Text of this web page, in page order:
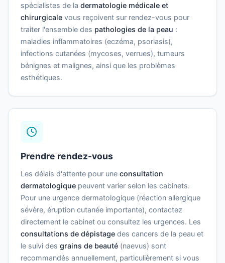
spécialistes de la dermatologie médicale et
chirurgicale vous reçoivent sur rendez-vous pour
traiter l'ensemble des pathologies de la peau :
maladies inflammatoires (eczéma, psoriasis),
infections cutanées (mycoses, verrues), tumeurs
bénignes et malignes, ainsi que les problèmes
esthétiques.
Prendre rendez-vous
Les délais d'attente pour une consultation
dermatologique peuvent varier selon les cabinets.
Pour une urgence dermatologique (réaction allergique
sévère, éruption cutanée importante), contactez
directement le cabinet ou consultez les urgences. Les
consultations de dépistage des cancers de la peau et
le suivi des grains de beauté (naevus) sont
recommandés annuellement, particulièrement si vous